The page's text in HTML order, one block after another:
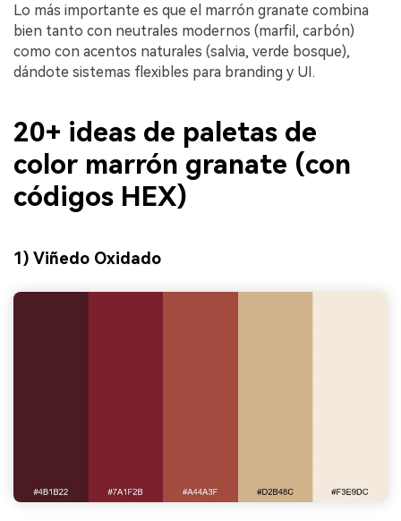
Lo más importante es que el marrón granate combina
bien tanto con neutrales modernos (marfil, carbón)
como con acentos naturales (salvia, verde bosque),
dándote sistemas flexibles para branding y UI.
20+ ideas de paletas de
color marrón granate (con
códigos HEX)
1) Viñedo Oxidado